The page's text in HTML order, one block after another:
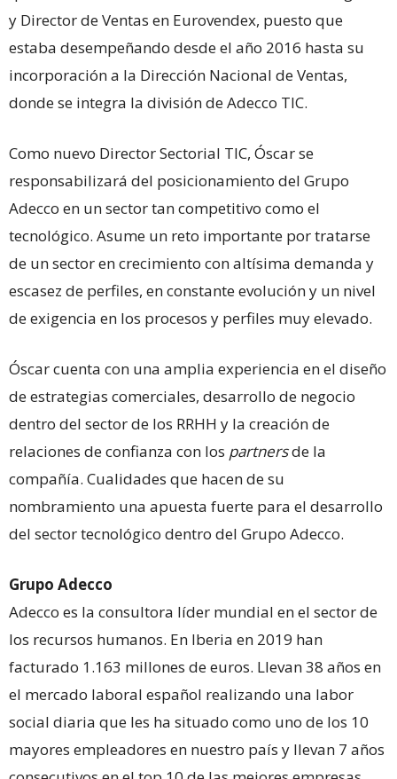
y Director de Ventas en Eurovendex, puesto que
estaba desempeñando desde el año 2016 hasta su
incorporación a la Dirección Nacional de Ventas,
donde se integra la división de Adecco TIC.
Como nuevo Director Sectorial TIC, Óscar se
responsabilizará del posicionamiento del Grupo
Adecco en un sector tan competitivo como el
tecnológico. Asume un reto importante por tratarse
de un sector en crecimiento con altísima demanda y
escasez de perfiles, en constante evolución y un nivel
de exigencia en los procesos y perfiles muy elevado.
Óscar cuenta con una amplia experiencia en el diseño
de estrategias comerciales, desarrollo de negocio
dentro del sector de los RRHH y la creación de
relaciones de confianza con los partnersde la
compañía. Cualidades que hacen de su
nombramiento una apuesta fuerte para el desarrollo
del sector tecnológico dentro del Grupo Adecco.
Grupo Adecco
Adecco es la consultora líder mundial en el sector de
los recursos humanos. En Iberia en 2019 han
facturado 1.163 millones de euros. Llevan 38 años en
el mercado laboral español realizando una labor
social diaria que les ha situado como uno de los 10
mayores empleadores en nuestro país y llevan 7 años